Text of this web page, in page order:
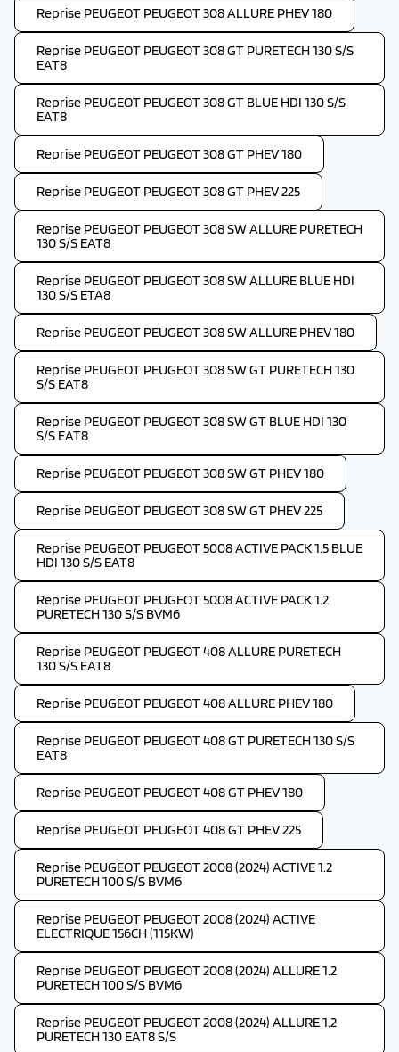
Reprise PEUGEOT PEUGEOT 308 ALLURE PHEV 180
Reprise PEUGEOT PEUGEOT 308 GT PURETECH 130 S/S
EAT8
Reprise PEUGEOT PEUGEOT 308 GT BLUE HDI 130 S/S
EAT8
Reprise PEUGEOT PEUGEOT 308 GT PHEV 180
Reprise PEUGEOT PEUGEOT 308 GT PHEV 225
Reprise PEUGEOT PEUGEOT 308 SW ALLURE PURETECH
130 S/S EAT8
Reprise PEUGEOT PEUGEOT 308 SW ALLURE BLUE HDI
130 S/S ETA8
Reprise PEUGEOT PEUGEOT 308 SW ALLURE PHEV 180
Reprise PEUGEOT PEUGEOT 308 SW GT PURETECH 130
S/S EAT8
Reprise PEUGEOT PEUGEOT 308 SW GT BLUE HDI 130
S/S EAT8
Reprise PEUGEOT PEUGEOT 308 SW GT PHEV 180
Reprise PEUGEOT PEUGEOT 308 SW GT PHEV 225
Reprise PEUGEOT PEUGEOT 5008 ACTIVE PACK 1.5 BLUE
HDI 130 S/S EAT8
Reprise PEUGEOT PEUGEOT 5008 ACTIVE PACK 1.2
PURETECH 130 S/S BVM6
Reprise PEUGEOT PEUGEOT 408 ALLURE PURETECH
130 S/S EAT8
Reprise PEUGEOT PEUGEOT 408 ALLURE PHEV 180
Reprise PEUGEOT PEUGEOT 408 GT PURETECH 130 S/S
EAT8
Reprise PEUGEOT PEUGEOT 408 GT PHEV 180
Reprise PEUGEOT PEUGEOT 408 GT PHEV 225
Reprise PEUGEOT PEUGEOT 2008 (2024) ACTIVE 1.2
PURETECH 100 S/S BVM6
Reprise PEUGEOT PEUGEOT 2008 (2024) ACTIVE
ELECTRIQUE 156CH (115KW)
Reprise PEUGEOT PEUGEOT 2008 (2024) ALLURE 1.2
PURETECH 100 S/S BVM6
Reprise PEUGEOT PEUGEOT 2008 (2024) ALLURE 1.2
PURETECH 130 EAT8 S/S